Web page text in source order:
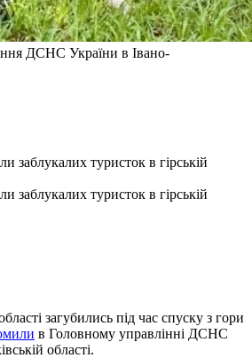
ДСНС України в Івано-
заблукалих туристок в гірській
заблукалих туристок в гірській
загубились під час спуску з гори
в Головному управлінні ДСНС
області.